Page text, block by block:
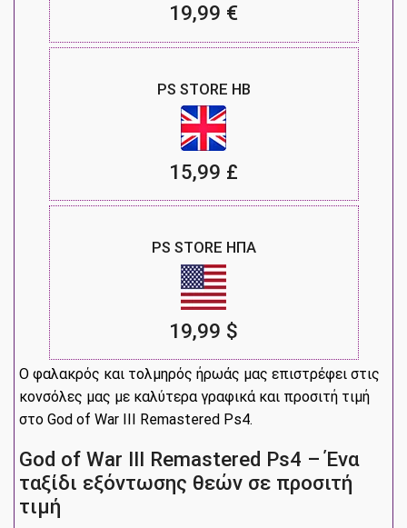
19,99 €
PS STORE ΗΒ
15,99 £
PS STORE ΗΠΑ
19,99 $
Ο φαλακρός και τολμηρός ήρωάς μας επιστρέφει στις
κονσόλες μας με καλύτερα γραφικά και προσιτή τιμή
στο God of War III Remastered Ps4.
God of War III Remastered Ps4 – Ένα
ταξίδι εξόντωσης θεών σε προσιτή
τιμή